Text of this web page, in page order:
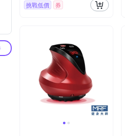
挑戰低價 券